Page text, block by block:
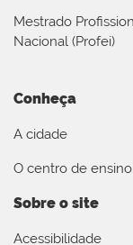
Mestrado
Nacional (Profei)
Conheça
A cidade
O centro de ensino
Sobre o site
Acessibilidade